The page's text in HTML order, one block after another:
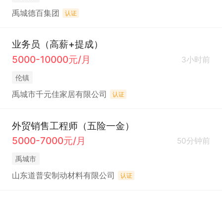
禹城德百集团 认证
业务员（高薪+提成）
5000-10000元/月
3小时前
伦镇
禹城市千元佳家居有限公司 认证
外贸销售工程师（五险一金）
5000-7000元/月
50分钟前
禹城市
山东道普安制动材料有限公司 认证